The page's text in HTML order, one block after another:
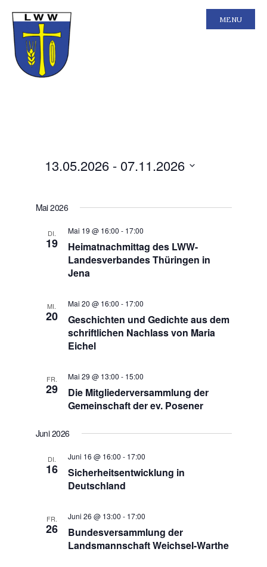
MENU
13.05.2026 - 07.11.2026
wählen.
Mai 2026
DI.
19
Mai 19 @ 16:00 - 17:00
Heimatnachmittag des LWW-
Landesverbandes Thüringen in
Jena
MI.
20
Mai 20 @ 16:00 - 17:00
Geschichten und Gedichte aus dem
schriftlichen Nachlass von Maria
Eichel
FR.
29
Mai 29 @ 13:00 - 15:00
Die Mitgliederversammlung der
Gemeinschaft der ev. Posener
Juni 2026
DI.
16
Juni 16 @ 16:00 - 17:00
Sicherheitsentwicklung in
Deutschland
FR.
26
Juni 26 @ 13:00 - 17:00
Bundesversammlung der
Landsmannschaft Weichsel-Warthe